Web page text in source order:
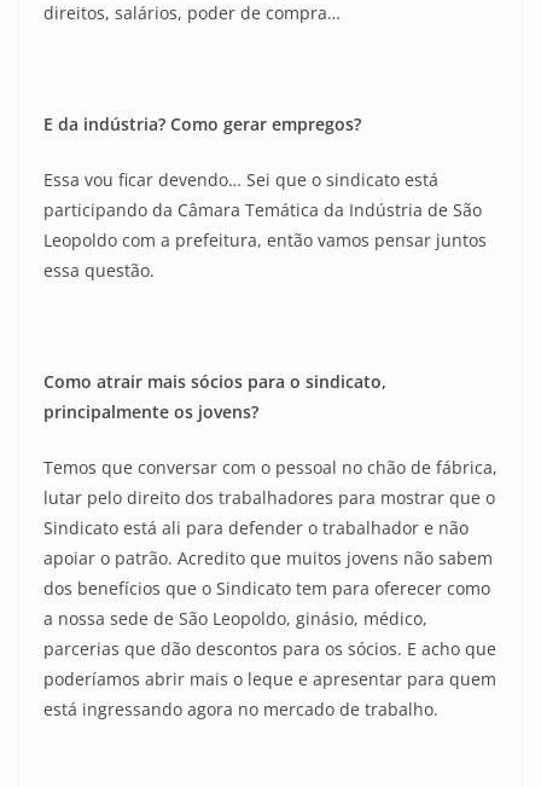
direitos, salários, poder de compra…
E da indústria? Como gerar empregos?
Essa vou ficar devendo… Sei que o sindicato está
participando da Câmara Temática da Indústria de São
Leopoldo com a prefeitura, então vamos pensar juntos
essa questão.
Como atrair mais sócios para o sindicato,
principalmente os jovens?
Temos que conversar com o pessoal no chão de fábrica,
lutar pelo direito dos trabalhadores para mostrar que o
Sindicato está ali para defender o trabalhador e não
apoiar o patrão. Acredito que muitos jovens não sabem
dos benefícios que o Sindicato tem para oferecer como
a nossa sede de São Leopoldo, ginásio, médico,
parcerias que dão descontos para os sócios. E acho que
poderíamos abrir mais o leque e apresentar para quem
está ingressando agora no mercado de trabalho.